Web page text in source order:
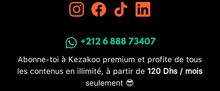
+212 6 888 73407
Abonne-toi à Kezakoo premium et profite de tous
les contenus en illimité, à partir de 120 Dhs / mois
seulement 😎